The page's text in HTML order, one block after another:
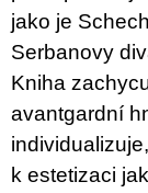
jako je
Serbanovy
Kniha
avantgardní
k estetizaci